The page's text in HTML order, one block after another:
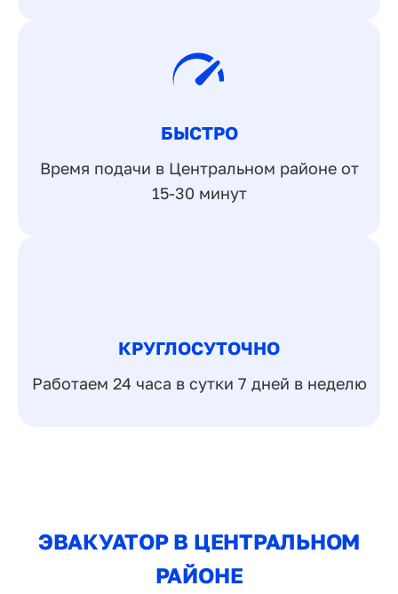
БЫСТРО
Время подачи в Центральном районе от
15-30 минут
КРУГЛОСУТОЧНО
Работаем 24 часа в сутки 7 дней в неделю
ЭВАКУАТОР В ЦЕНТРАЛЬНОМ
РАЙОНЕ